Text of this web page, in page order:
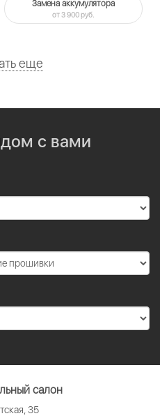
Замена аккумулятора
от 3 900 руб.
еще
с вами
салон
35